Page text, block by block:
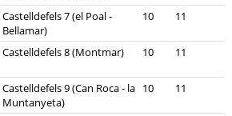
Castelldefels 7 (el Poal -
Bellamar)
10 11
Castelldefels 8 (Montmar) 10 11
Castelldefels 9 (Can Roca - la
Muntanyeta)
10 11